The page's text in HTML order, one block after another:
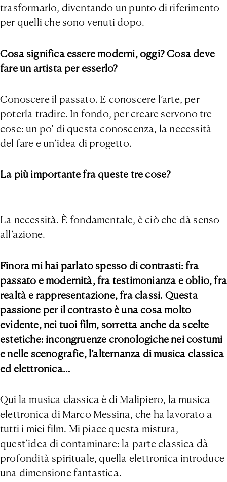
trasformarlo, diventando un punto di riferimento
per quelli che sono venuti dopo.
Cosa significa essere moderni, oggi? Cosa deve
fare un artista per esserlo?
Conoscere il passato. E conoscere l’arte, per
poterla tradire. In fondo, per creare servono tre
cose: un po’ di questa conoscenza, la necessità
del fare e un’idea di progetto.
La più importante fra queste tre cose?
La necessità. È fondamentale, è ciò che dà senso
all’azione.
Finora mi hai parlato spesso di contrasti: fra
passato e modernità, fra testimonianza e oblio, fra
realtà e rappresentazione, fra classi. Questa
passione per il contrasto è una cosa molto
evidente, nei tuoi film, sorretta anche da scelte
estetiche: incongruenze cronologiche nei costumi
e nelle scenografie, l’alternanza di musica classica
ed elettronica…
Qui la musica classica è di Malipiero, la musica
elettronica di Marco Messina, che ha lavorato a
tutti i miei film. Mi piace questa mistura,
quest’idea di contaminare: la parte classica dà
profondità spirituale, quella elettronica introduce
una dimensione fantastica.